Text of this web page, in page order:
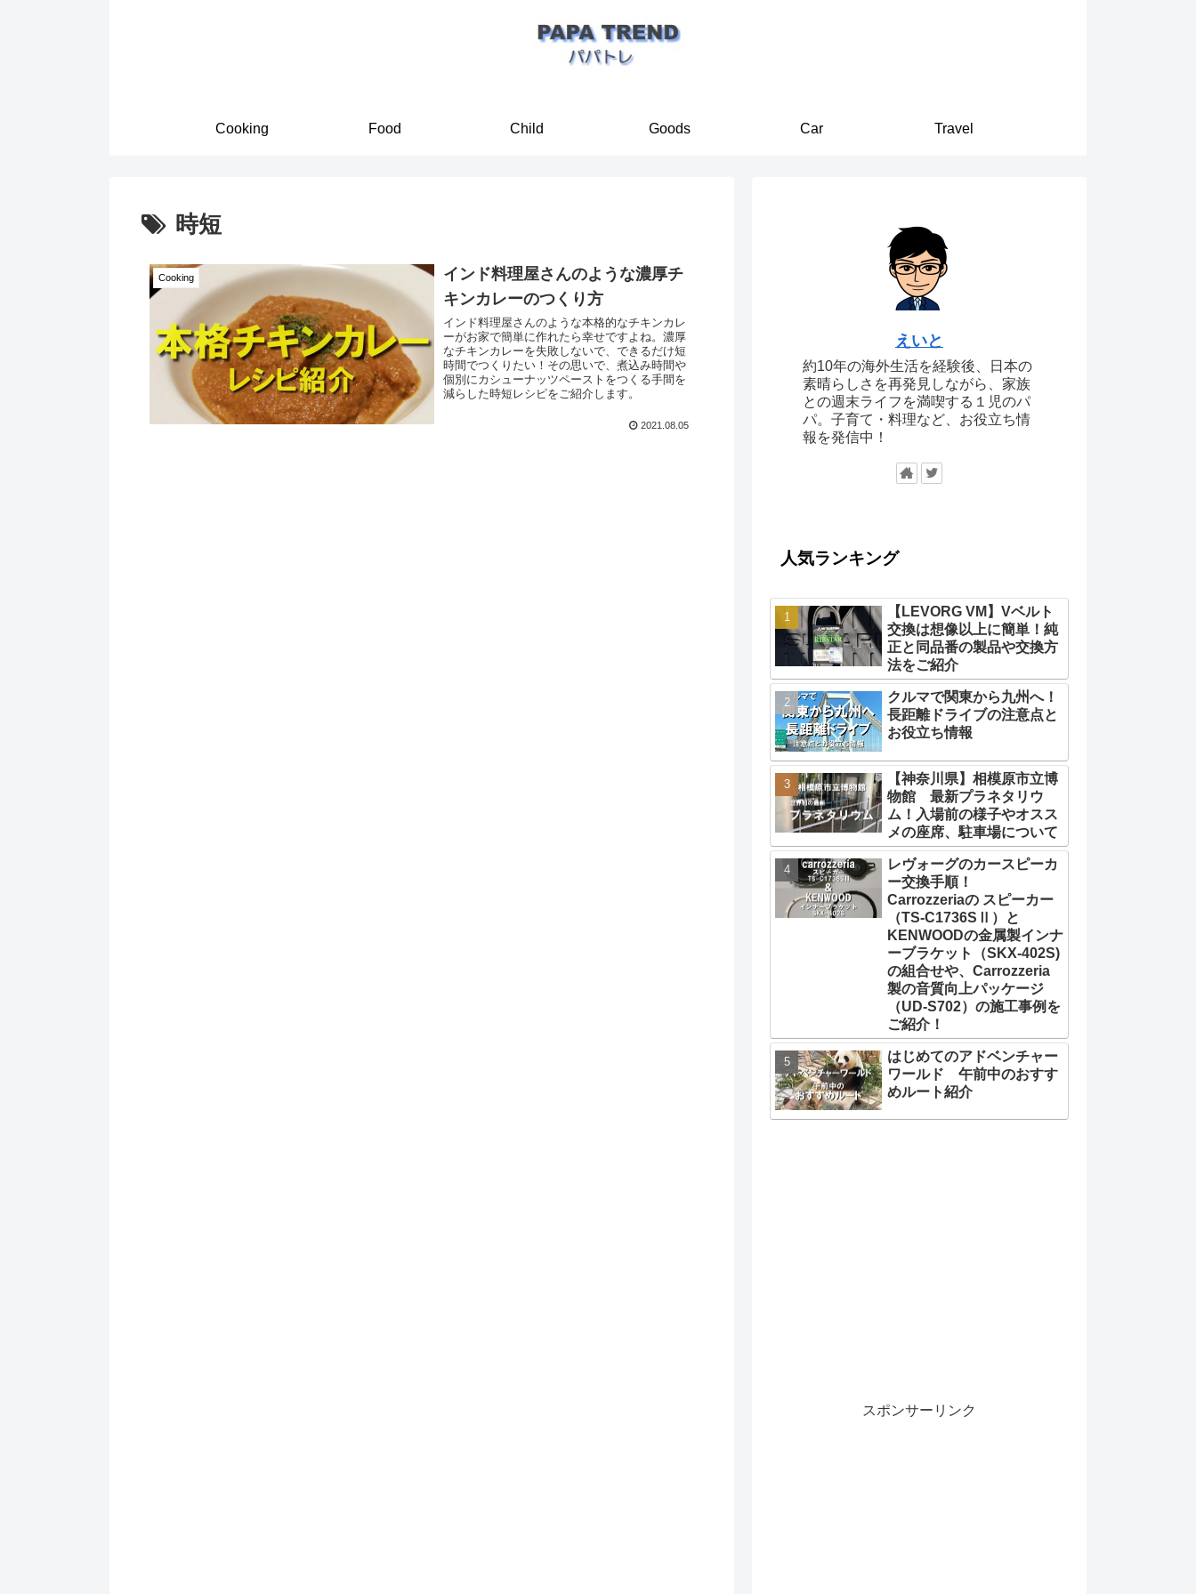
Cooking Food Child Goods Car Travel
時短
Cooking
インド料理屋さんのような濃厚チ
キンカレーのつくり方
インド料理屋さんのような本格的なチキンカレ
ーがお家で簡単に作れたら幸せですよね。濃厚
なチキンカレーを失敗しないで、できるだけ短
時間でつくりたい！その思いで、煮込み時間や
個別にカシューナッツペーストをつくる手間を
減らした時短レシピをご紹介します。
2021.08.05
えいと
約10年の海外生活を経験後、日本の
素晴らしさを再発見しながら、家族
との週末ライフを満喫する１児のパ
パ。子育て・料理など、お役立ち情
報を発信中！
人気ランキング
【LEVORG VM】Vベルト
交換は想像以上に簡単！純
正と同品番の製品や交換方
法をご紹介
クルマで関東から九州へ！
長距離ドライブの注意点と
お役立ち情報
【神奈川県】相模原市立博
物館 最新プラネタリウ
ム！入場前の様子やオスス
メの座席、駐車場について
レヴォーグのカースピーカ
ー交換手順！
Carrozzeriaの スピーカー
（TS-C1736SⅡ）と
KENWOODの金属製インナ
ーブラケット（SKX-402S)
の組合せや、Carrozzeria
製の音質向上パッケージ
（UD-S702）の施工事例を
ご紹介！
はじめてのアドベンチャー
ワールド 午前中のおすす
めルート紹介
スポンサーリンク